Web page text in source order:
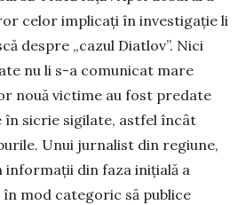
celor implicaţi în in­­vestigaţie li
despre „ca­zul Diatlov”. Nici
nu li s-a comunicat mare
nouă victime au fost predate
sicrie sigilate, ast­fel încât
Unui jur­nalist din regiune,
informaţii din faza iniţială a
mod categoric să publice